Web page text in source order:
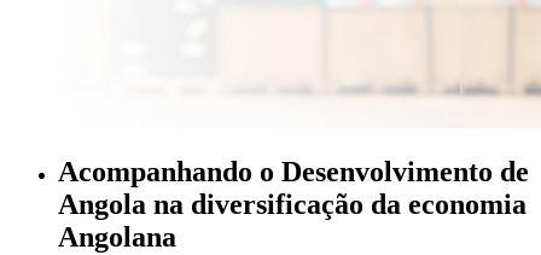
Acompanhando o Desenvolvimento de
Angola na diversificação da economia
Angolana